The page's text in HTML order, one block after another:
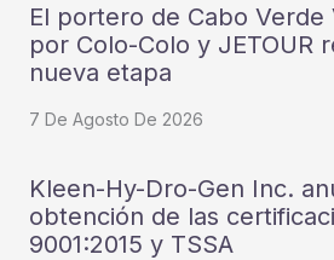
El portero de Cabo Verde
por Colo-Colo y JETOUR
nueva etapa
7 De Agosto De 2026
Kleen-Hy-Dro-Gen Inc.
obtención de las
9001:2015 y TSSA